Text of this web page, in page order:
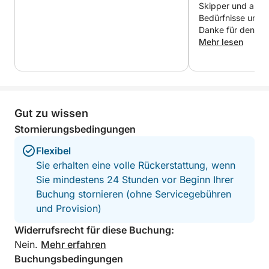
Das Boot ist 10 Meter lang und 3,50 Meter breit.
Abfahrten von Poltu Quatu: +200 €
Abfahrten von Palau: +150 €
Skipper und
Bedürfnisse und
Danke für den
Mehr lesen
Gut zu wissen
Stornierungsbedingungen
Flexibel
Sie erhalten eine volle Rückerstattung, wenn
Sie mindestens 24 Stunden vor Beginn Ihrer
Buchung stornieren (ohne Servicegebühren
und Provision)
Widerrufsrecht für diese Buchung:
Nein. Mehr erfahren
Buchungsbedingungen